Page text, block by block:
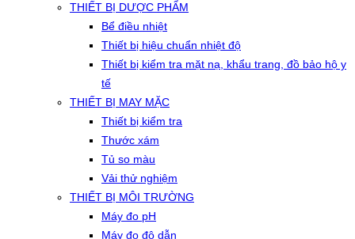
THIẾT BỊ DƯỢC PHẨM
Bể điều nhiệt
Thiết bị hiệu chuẩn nhiệt độ
Thiết bị kiểm tra mặt nạ, khẩu trang, đồ bảo hộ y
tế
THIẾT BỊ MAY MẶC
Thiết bị kiểm tra
Thước xám
Tủ so màu
Vải thử nghiệm
THIẾT BỊ MÔI TRƯỜNG
Máy đo pH
Máy đo độ dẫn